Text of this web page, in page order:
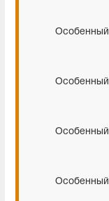
Особенный
Особенный
Особенный
Особенный